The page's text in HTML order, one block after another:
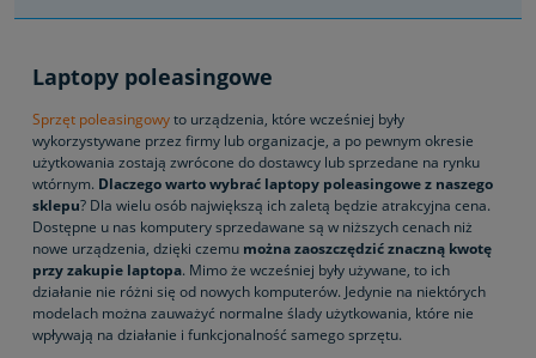
Laptopy poleasingowe
Sprzęt poleasingowyto urządzenia, które wcześniej były
wykorzystywane przez firmy lub organizacje, a po pewnym okresie
użytkowania zostają zwrócone do dostawcy lub sprzedane na rynku
wtórnym. Dlaczego warto wybrać laptopy poleasingowe z naszego
sklepu? Dla wielu osób największą ich zaletą będzie atrakcyjna cena.
Dostępne u nas komputery sprzedawane są w niższych cenach niż
nowe urządzenia, dzięki czemu można zaoszczędzić znaczną kwotę
przy zakupie laptopa. Mimo że wcześniej były używane, to ich
działanie nie różni się od nowych komputerów. Jedynie na niektórych
modelach można zauważyć normalne ślady użytkowania, które nie
wpływają na działanie i funkcjonalność samego sprzętu.